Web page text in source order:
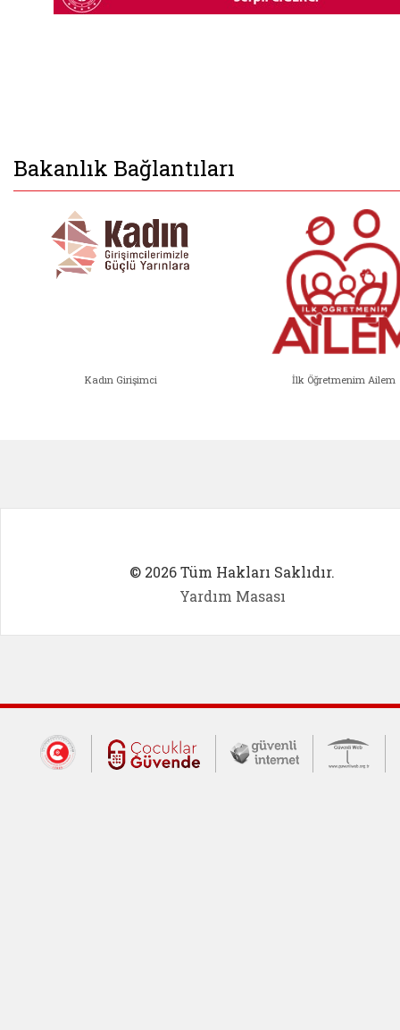
Bakanlık Bağlantıları
Kadın Girişimci İlk Öğretmenim Ailem
© 2026 Tüm Hakları Saklıdır.
Yardım Masası
Dış Bağlantılar
Cumhurbaşkanlığı İletişim Merkezi
Çocuklar Güvende (yeni
Güvenli